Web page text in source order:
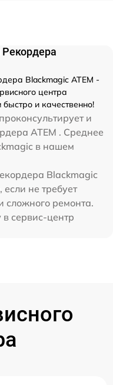
Blackmagic ATEM -
центра
и качественно!
и
ATEM . Среднее
в нашем
Blackmagic
не требует
сложного ремонта.
сервис-центр